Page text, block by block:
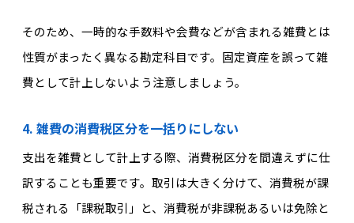
そのため、一時的な手数料や会費などが含まれる雑費とは
性質がまったく異なる勘定科目です。固定資産を誤って雑
費として計上しないよう注意しましょう。
4. 雑費の消費税区分を一括りにしない
支出を雑費として計上する際、消費税区分を間違えずに仕
訳することも重要です。取引は大きく分けて、消費税が課
税される「課税取引」と、消費税が非課税あるいは免除と